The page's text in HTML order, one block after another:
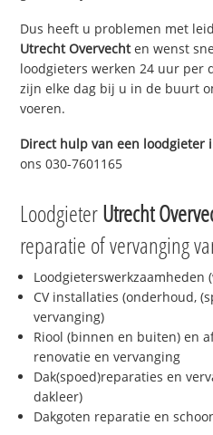
Dus heeft u problemen met
Utrecht Overvechten wenst
loodgieters werken 24 uur per
zijn elke dag bij u in de buurt
voeren.
Direct hulp van een loodgieter
ons 030-7601165
LoodgieterUtrecht
reparatie of vervanging
Loodgieterswerkzaamheden
CV installaties (onderhoud,
vervanging)
Riool (binnen en buiten) en
renovatie en vervanging
Dak(spoed)reparaties en
dakleer)
Dakgoten reparatie en